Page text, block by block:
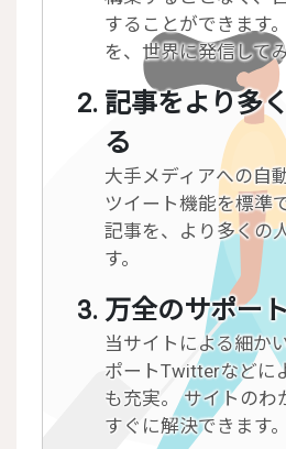
することができます
を、世界に発信して
記事をより多
る
大手メディアへの自
ツイート機能を標準
記事を、より多くの
す。
万全のサポー
当サイトによる細か
ポートTwitterなどに
も充実。 サイトのわ
すぐに解決できます。